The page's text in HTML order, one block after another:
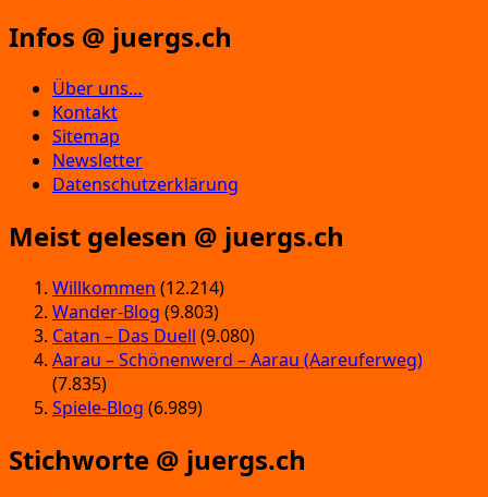
Infos @ juergs.ch
Über uns…
Kontakt
Sitemap
Newsletter
Datenschutzerklärung
Meist gelesen @ juergs.ch
Willkommen (12.214)
Wander-Blog (9.803)
Catan – Das Duell (9.080)
Aarau – Schönenwerd – Aarau (Aareuferweg)
(7.835)
Spiele-Blog (6.989)
Stichworte @ juergs.ch